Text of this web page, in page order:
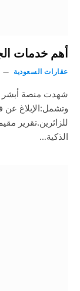
أهم خدمات
عقارات السعودية
شهدت منصة أبشر
وتشمل:الإبلاغ عن
للزائرين.تقرير
الذكية…